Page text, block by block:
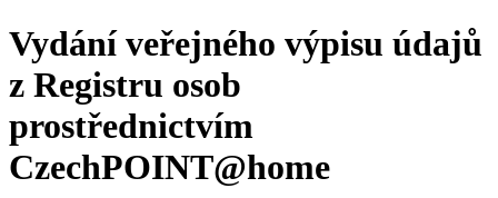
Vydání veřejného výpisu údajů
z Registru osob
prostřednictvím
CzechPOINT@home